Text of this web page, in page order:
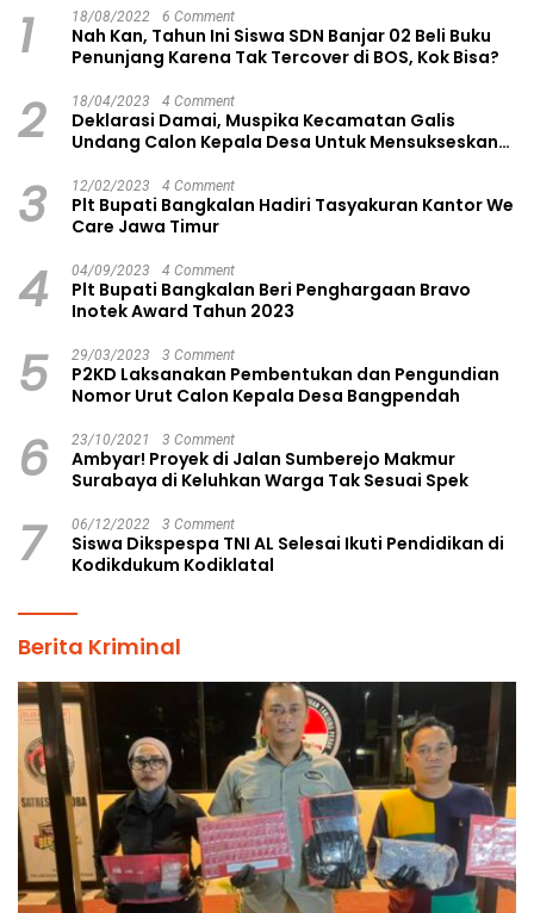
1 18/08/2022 6 Comment
Nah Kan, Tahun Ini Siswa SDN Banjar 02 Beli Buku
Penunjang Karena Tak Tercover di BOS, Kok Bisa?
2 18/04/2023 4 Comment
Deklarasi Damai, Muspika Kecamatan Galis
Undang Calon Kepala Desa Untuk Mensukseskan
3 12/02/2023 4 Comment
Plt Bupati Bangkalan Hadiri Tasyakuran Kantor We
Care Jawa Timur
4 04/09/2023 4 Comment
Plt Bupati Bangkalan Beri Penghargaan Bravo
Inotek Award Tahun 2023
5 29/03/2023 3 Comment
P2KD Laksanakan Pembentukan dan Pengundian
Nomor Urut Calon Kepala Desa Bangpendah
6 23/10/2021 3 Comment
Ambyar! Proyek di Jalan Sumberejo Makmur
Surabaya di Keluhkan Warga Tak Sesuai Spek
7 06/12/2022 3 Comment
Siswa Dikspespa TNI AL Selesai Ikuti Pendidikan di
Kodikdukum Kodiklatal
Berita Kriminal